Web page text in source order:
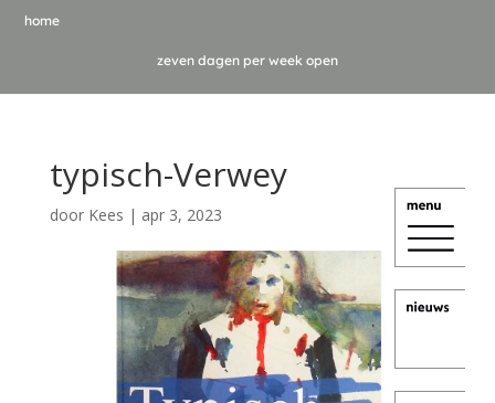
home
zeven dagen per week open
typisch-Verwey
door Kees | apr 3, 2023